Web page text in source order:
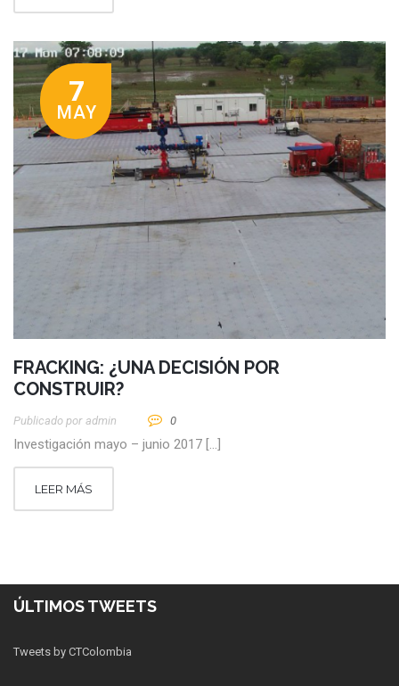
7
MAY
FRACKING: ¿UNA DECISIÓN POR
CONSTRUIR?
Publicado por Admin 0
Investigación mayo – junio 2017 […]
LEER MÁS
ÚLTIMOS TWEETS
Tweets by CTColombia